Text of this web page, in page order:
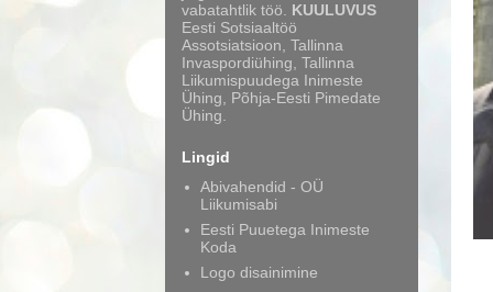
vabatahtlik töö. KUULUVUS
Eesti Sotsiaaltöö
Assotsiatsioon, Tallinna
Invaspordiühing, Tallinna
Liikumispuudega Inimeste
Ühing, Põhja-Eesti Pimedate
Ühing.
Lingid
Abivahendid - OÜ
Liikumisabi
Eesti Puuetega Inimeste
Koda
Logo disainimine